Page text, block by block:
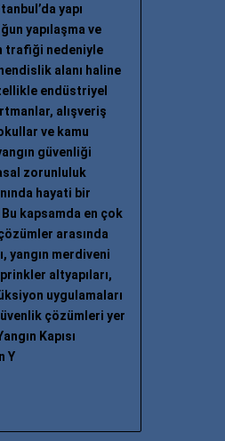
yapı
yapılaşma ve
trafiği nedeniyle
alanı haline
endüstriyel
alışveriş
ve kamu
güvenliği
zorunluluk
hayati bir
kapsamda en çok
arasında
yangın merdiveni
altyapıları,
uygulamaları
çözümleri yer
Kapısı
Y